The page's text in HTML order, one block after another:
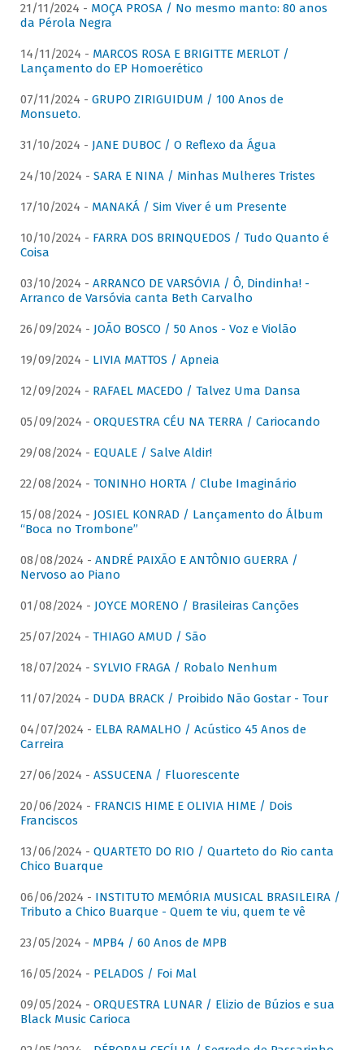
21/11/2024 - MOÇA PROSA / No mesmo manto: 80 anos
da Pérola Negra
14/11/2024 - MARCOS ROSA E BRIGITTE MERLOT /
Lançamento do EP Homoerético
07/11/2024 - GRUPO ZIRIGUIDUM / 100 Anos de
Monsueto.
31/10/2024 - JANE DUBOC / O Reflexo da Água
24/10/2024 - SARA E NINA / Minhas Mulheres Tristes
17/10/2024 - MANAKÁ / Sim Viver é um Presente
10/10/2024 - FARRA DOS BRINQUEDOS / Tudo Quanto é
Coisa
03/10/2024 - ARRANCO DE VARSÓVIA / Ô, Dindinha! -
Arranco de Varsóvia canta Beth Carvalho
26/09/2024 - JOÃO BOSCO / 50 Anos - Voz e Violão
19/09/2024 - LIVIA MATTOS / Apneia
12/09/2024 - RAFAEL MACEDO / Talvez Uma Dansa
05/09/2024 - ORQUESTRA CÉU NA TERRA / Cariocando
29/08/2024 - EQUALE / Salve Aldir!
22/08/2024 - TONINHO HORTA / Clube Imaginário
15/08/2024 - JOSIEL KONRAD / Lançamento do Álbum
“Boca no Trombone”
08/08/2024 - ANDRÉ PAIXÃO E ANTÔNIO GUERRA /
Nervoso ao Piano
01/08/2024 - JOYCE MORENO / Brasileiras Canções
25/07/2024 - THIAGO AMUD / São
18/07/2024 - SYLVIO FRAGA / Robalo Nenhum
11/07/2024 - DUDA BRACK / Proibido Não Gostar - Tour
04/07/2024 - ELBA RAMALHO / Acústico 45 Anos de
Carreira
27/06/2024 - ASSUCENA / Fluorescente
20/06/2024 - FRANCIS HIME E OLIVIA HIME / Dois
Franciscos
13/06/2024 - QUARTETO DO RIO / Quarteto do Rio canta
Chico Buarque
06/06/2024 - INSTITUTO MEMÓRIA MUSICAL BRASILEIRA /
Tributo a Chico Buarque - Quem te viu, quem te vê
23/05/2024 - MPB4 / 60 Anos de MPB
16/05/2024 - PELADOS / Foi Mal
09/05/2024 - ORQUESTRA LUNAR / Elizio de Búzios e sua
Black Music Carioca